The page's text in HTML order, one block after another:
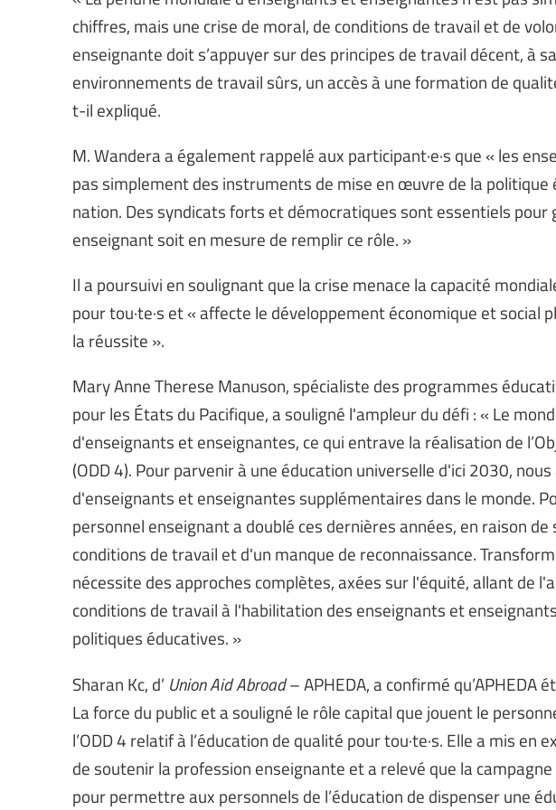
chiffres, mais une crise de moral, de conditions de travail et de
enseignante doit s’appuyer sur des principes de travail décent, à
environnements de travail sûrs, un accès à une formation de
t-il expliqué.
M. Wandera a également rappelé aux participant·e·s que « les
pas simplement des instruments de mise en œuvre de la politique
nation. Des syndicats forts et démocratiques sont essentiels pour
enseignant soit en mesure de remplir ce rôle. »
Il a poursuivi en soulignant que la crise menace la capacité
pour tou·te·s et « affecte le développement économique et social
la réussite ».
Mary Anne Therese Manuson, spécialiste des programmes
pour les États du Pacifique, a souligné l'ampleur du défi : « Le
d'enseignants et enseignantes, ce qui entrave la réalisation de
(ODD 4). Pour parvenir à une éducation universelle d'ici 2030,
d'enseignants et enseignantes supplémentaires dans le monde.
personnel enseignant a doublé ces dernières années, en raison
conditions de travail et d'un manque de reconnaissance.
nécessite des approches complètes, axées sur l'équité, allant de
conditions de travail à l'habilitation des enseignants et
politiques éducatives. »
Sharan Kc, d’ Union Aid Abroad– APHEDA, a confirmé qu’APHEDA
La force du public et a souligné le rôle capital que jouent le
l’ODD 4 relatif à l’éducation de qualité pour tou·te·s. Elle a mis en
de soutenir la profession enseignante et a relevé que la
pour permettre aux personnels de l’éducation de dispenser une